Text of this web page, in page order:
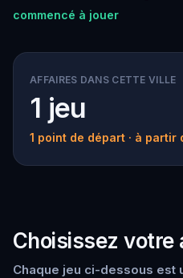
commencé à jouer
AFFAIRES DANS CETTE VILLE
1 jeu
1 point de départ · à
Choisissez votre
Chaque jeu ci-dessous est